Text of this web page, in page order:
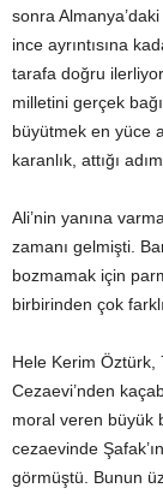
sonra
ince ayrıntısına
tarafa doğru
milletini gerçek
büyütmek en yüce
karanlık, attığı
Ali’nin yanına
zamanı gelmişti.
bozmamak için
birbirinden çok
Hele Kerim Öztürk,
Cezaevi’nden
moral veren büyük
cezaevinde
görmüştü. Bunun